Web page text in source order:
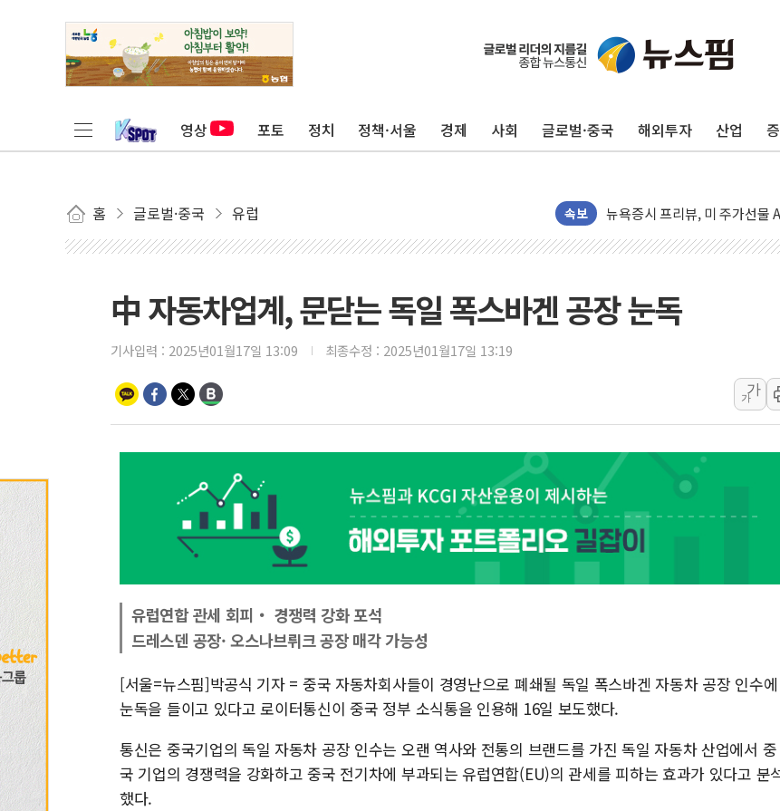
영상 포토 정치 정책·서울 경제 사회 글로벌·중국 해외투자 산업
홈 글로벌·중국 유럽 속보
뉴욕증시 개장 전 특징주...모
김정관 장관 "영업이익 N%
청와대, 북한 단거리 탄도미사
금값 7주 만에 최고…美 고용
러, 1인칭시점 드론으로 우크
[베트남 증시] 지수 하락 속
양주 섬유염색공장서 화재 1
김정관 산업부 장관 "주 52시
해군 1함대 창설 80주년…지역
[3보] 북, 원산서 동해로 단거
우크라 드론 전술, 중남미 콜롬
동해해경, 독도 해상서 부유물
주한미군 "오산기지 누출, 백린
강원도 폭염특보 11일째…온
[코인 시황] 비트코인, ETF
中 자동차업계, 문닫는 독일 폭스바겐 공장 눈독
기사입력 : 2025년01월17일 13:09 최종수정 : 2025년01월17일 13:19
가
가
유럽연합 관세 회피‧ 경쟁력 강화 포석
드레스덴 공장· 오스나브뤼크 공장 매각 가능성
[서울=뉴스핌]박공식 기자 = 중국 자동차회사들이 경영난으로 폐쇄될 독일 폭스바겐 자동차 공장 인수에
눈독을 들이고 있다고 로이터통신이 중국 정부 소식통을 인용해 16일 보도했다.
통신은 중국기업의 독일 자동차 공장 인수는 오랜 역사와 전통의 브랜드를 가진 독일 자동차 산업에서 중
국 기업의 경쟁력을 강화하고 중국 전기차에 부과되는 유럽연합(EU)의 관세를 피하는 효과가 있다고 분
했다.